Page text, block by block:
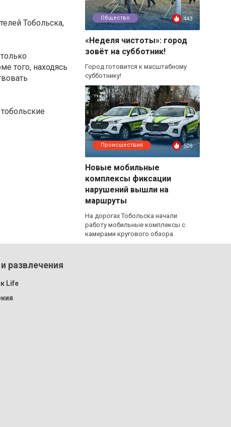
Тобольска,
того, находясь
Общество 443
«Неделя чистоты»: город
зовёт на субботник!
Город готовится к масштабному
субботнику!
Происшествия 509
Новые мобильные
комплексы фиксации
нарушений вышли на
маршруты
На дорогах Тобольска начали
работу мобильные комплексы с
камерами кругового обзора
развлечения
Life